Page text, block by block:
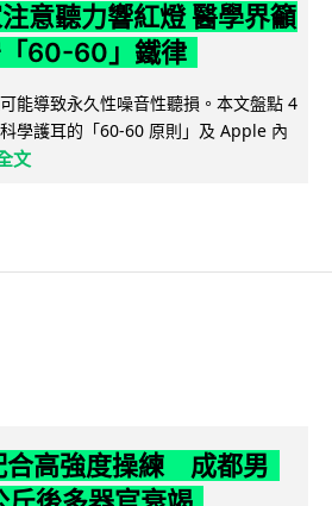
意聽力響紅燈 醫學界籲
60-60」鐵律
能導致永久性噪音性聽損。本文盤點 4
學護耳的「60-60 原則」及 Apple 內
文
合高強度操練 成都男